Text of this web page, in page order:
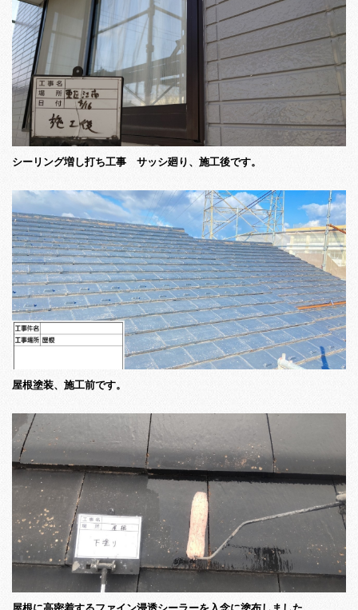
シーリング増し打ち工事 サッシ廻り、施工後です。
屋根塗装、施工前です。